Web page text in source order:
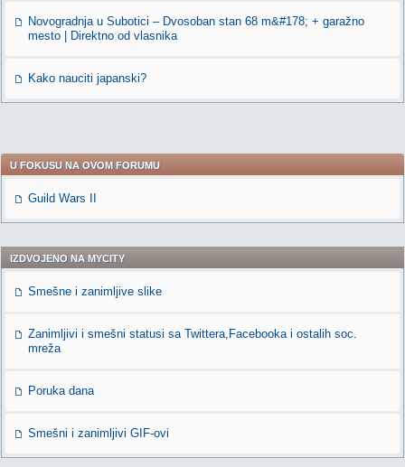
Novogradnja u Subotici – Dvosoban stan 68 m&#178; + garažno
mesto | Direktno od vlasnika
Kako nauciti japanski?
U FOKUSU NA OVOM FORUMU
Guild Wars II
IZDVOJENO NA MYCITY
Smešne i zanimljive slike
Zanimljivi i smešni statusi sa Twittera,Facebooka i ostalih soc.
mreža
Poruka dana
Smešni i zanimljivi GIF-ovi